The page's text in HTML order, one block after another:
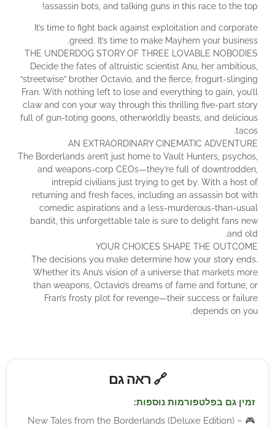
assassin bots, and talking guns in this race to the top!
It’s time to fight back against exploitation and corporate
greed. It’s time to make Mayhem your business.
THE UNDERDOG STORY OF THREE LOVABLE NOBODIES
Decide the fates of altruistic scientist Anu, her ambitious,
“streetwise” brother Octavio, and the fierce, frogurt-slinging
Fran. With nothing left to lose and everything to gain, you’ll
claw and con your way through this thrilling five-part story
full of gun-toting goons, otherworldly beasts, and delicious
tacos.
AN EXTRAORDINARY CINEMATIC ADVENTURE
The Borderlands aren’t just home to Vault Hunters, psychos,
and weapons-corp CEOs—they’re full of downtrodden,
intrepid civilians just trying to get by. With a host of
returning and fresh faces, including an assassin bot with
comedic aspirations and a less-murderous-than-usual
bandit, this unforgettable tale is sure to delight fans new
and old.
YOUR CHOICES SHAPE THE OUTCOME
The decisions you make determine how your story ends.
Whether it’s Anu’s vision of a universe that markets more
than weapons, Octavio’s dreams of fame and fortune, or
Fran’s frosty plot for revenge—their success or failure
depends on you.
🔗 ראה גם
זמין גם בפלטפורמות נוספות:
🎮
New Tales from the Borderlands (Deluxe Edition) –